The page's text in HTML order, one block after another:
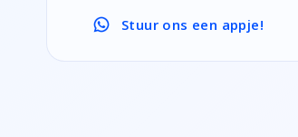
Stuur ons een appje!